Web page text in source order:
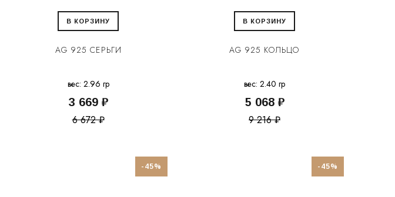
В КОРЗИНУ
AG 925 СЕРЬГИ
вес: 2.96 гр
3 669 ₽
6 672 ₽
В КОРЗИНУ
AG 925 КОЛЬЦО
вес: 2.40 гр
5 068 ₽
9 216 ₽
-45% -45%